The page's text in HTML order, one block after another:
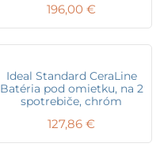
196,00 €
Ideal Standard CeraLine
Batéria pod omietku, na 2
spotrebiče, chróm
127,86 €